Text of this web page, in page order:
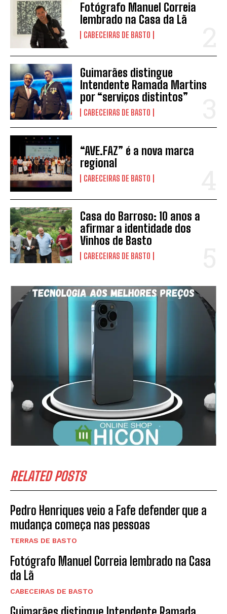
Fotógrafo Manuel Correia
lembrado na Casa da Lã
CABECEIRAS DE BASTO
Guimarães distingue
Intendente Ramada Martins
por “serviços distintos”
CABECEIRAS DE BASTO
“AVE.FAZ” é a nova marca
regional
CABECEIRAS DE BASTO
Casa do Barroso: 10 anos a
afirmar a identidade dos
Vinhos de Basto
CABECEIRAS DE BASTO
RELATED POSTS
Pedro Henriques veio a Fafe defender que a
mudança começa nas pessoas
TERRAS DE BASTO
Fotógrafo Manuel Correia lembrado na Casa
da Lã
CABECEIRAS DE BASTO